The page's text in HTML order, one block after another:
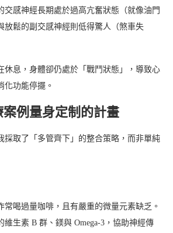
交感神經長期處於過高亢奮狀態（就像油門
放鬆的副交感神經則低得驚人（煞車失
休息，身體卻仍處於「戰鬥狀態」，導致心
化功能停擺。
例量身定制的計畫
採取了「多管齊下」的整合策略，而非單純
常喝過量咖啡，且有嚴重的微量元素缺乏。
維生素 B 群、鎂與 Omega-3，協助神經傳